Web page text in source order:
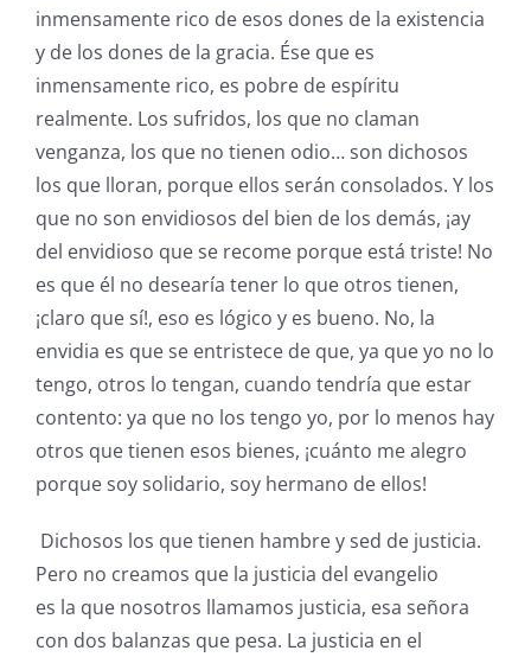
inmensamente rico de esos dones de la existencia
y de los dones de la gracia. Ése que es
inmensamente rico, es pobre de espíritu
realmente. Los sufridos, los que no claman
venganza, los que no tienen odio… son dichosos
los que lloran, porque ellos serán consolados. Y los
que no son envidiosos del bien de los demás, ¡ay
del envidioso que se recome porque está triste! No
es que él no desearía tener lo que otros tienen,
¡claro que sí!, eso es lógico y es bueno. No, la
envidia es que se entristece de que, ya que yo no lo
tengo, otros lo tengan, cuando tendría que estar
contento: ya que no los tengo yo, por lo menos hay
otros que tienen esos bienes, ¡cuánto me alegro
porque soy solidario, soy hermano de ellos!
Dichosos los que tienen hambre y sed de justicia.
Pero no creamos que la justicia del evangelio
es la que nosotros llamamos justicia, esa señora
con dos balanzas que pesa. La justicia en el